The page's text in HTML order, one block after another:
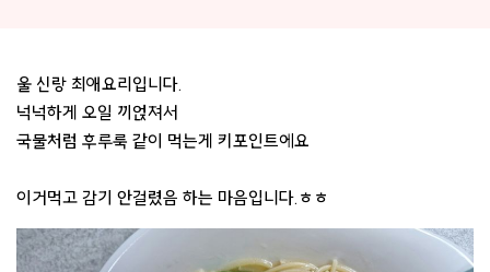
울 신랑 최애요리입니다.
넉넉하게 오일 끼얹져서
국물처럼 후루룩 같이 먹는게 키포인트에요
이거먹고 감기 안걸렸음 하는 마음입니다.ㅎㅎ